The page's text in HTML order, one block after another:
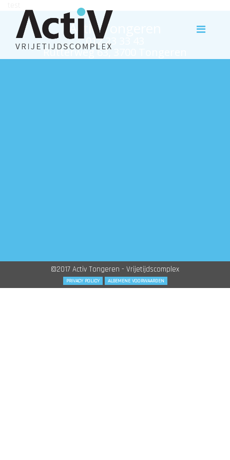
Activ Tongeren
012 23 33 43
Rutterweg 63, 3700 Tongeren
©2017 Activ Tongeren - Vrijetijdscomplex
PRIVACY POLICY ALGEMENE VOORWAARDEN